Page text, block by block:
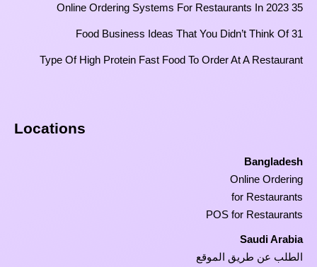
35 Online Ordering Systems For Restaurants In 2023
31 Food Business Ideas That You Didn’t Think Of
Type Of High Protein Fast Food To Order At A Restaurant
Locations
Bangladesh
Online Ordering
for Restaurants
POS for Restaurants
Saudi Arabia
الطلب عن طريق الموقع